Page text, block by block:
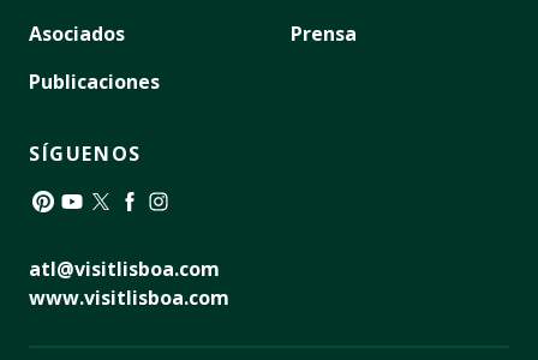
Asociados
Publicaciones
Prensa
SÍGUENOS
atl@visitlisboa.com
www.visitlisboa.com